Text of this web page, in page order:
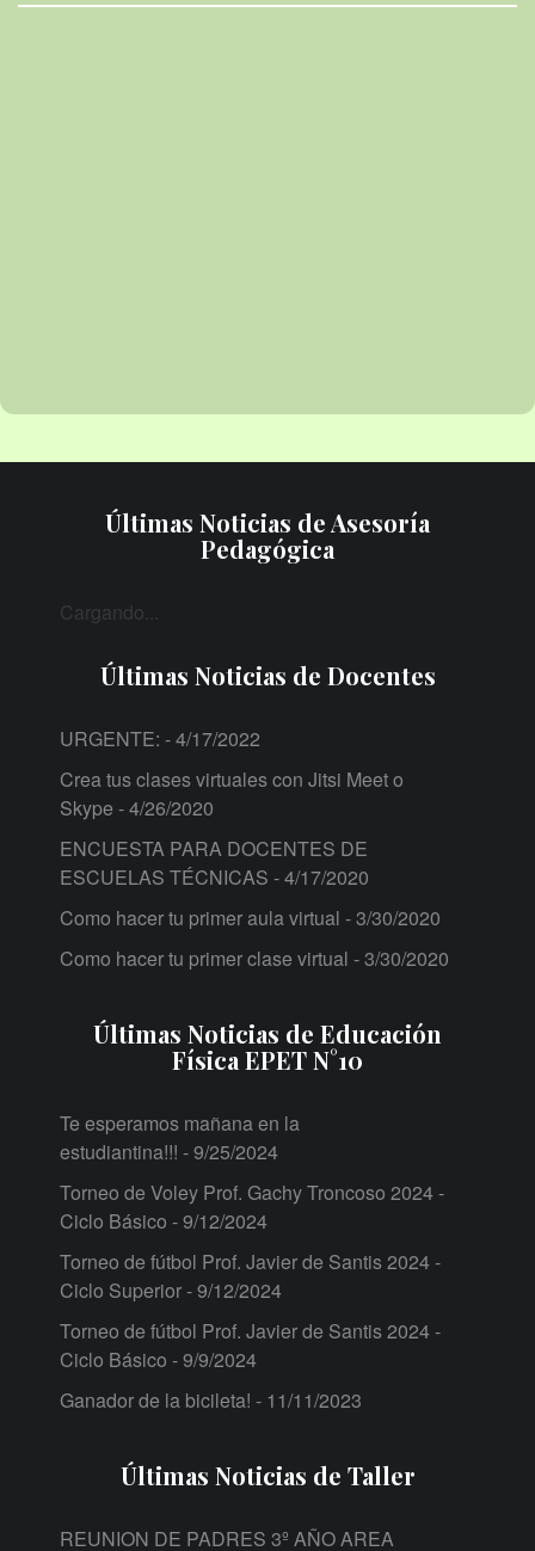
Últimas Noticias de Asesoría
Pedagógica
Cargando...
Últimas Noticias de Docentes
URGENTE: - 4/17/2022
Crea tus clases virtuales con Jitsi Meet o
Skype - 4/26/2020
ENCUESTA PARA DOCENTES DE
ESCUELAS TÉCNICAS - 4/17/2020
Como hacer tu primer aula virtual - 3/30/2020
Como hacer tu primer clase virtual - 3/30/2020
Últimas Noticias de Educación
Física EPET N°10
Te esperamos mañana en la
estudiantina!!! - 9/25/2024
Torneo de Voley Prof. Gachy Troncoso 2024 -
Ciclo Básico - 9/12/2024
Torneo de fútbol Prof. Javier de Santis 2024 -
Ciclo Superior- 9/12/2024
Torneo de fútbol Prof. Javier de Santis 2024 -
Ciclo Básico - 9/9/2024
Ganador de la bicileta! - 11/11/2023
Últimas Noticias de Taller
REUNION DE PADRES 3º AÑO AREA